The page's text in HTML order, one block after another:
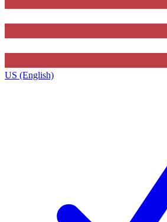
US (English)